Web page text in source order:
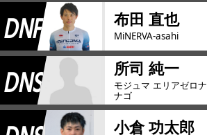
DNF 布田 直也
MiNERVA-asahi
DNS 所司 純一
モジュマ エリアゼロナ
ナゴ
小倉 功太郎